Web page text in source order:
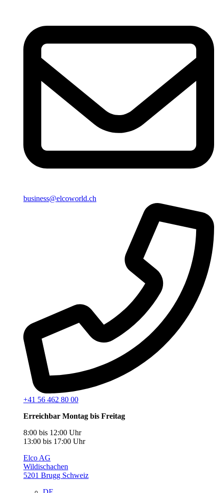
business@elcoworld.ch
+41 56 462 80 00
Erreichbar Montag bis Freitag
8:00 bis 12:00 Uhr
13:00 bis 17:00 Uhr
Elco AG
Wildischachen
5201 Brugg Schweiz